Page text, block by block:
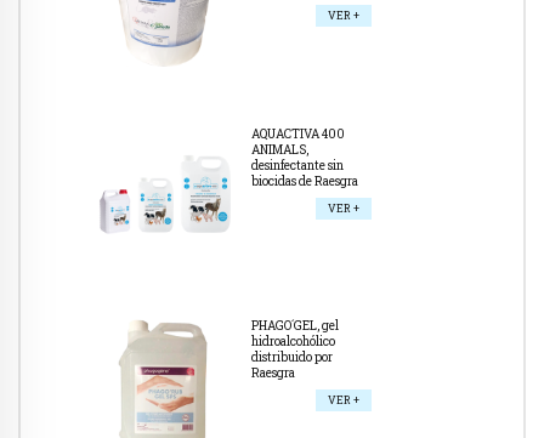
VER +
AQUACTIVA 400
ANIMALS,
desinfectante sin
biocidas de Raesgra
VER +
PHAGO´GEL, gel
hidroalcohólico
distribuido por
Raesgra
VER +